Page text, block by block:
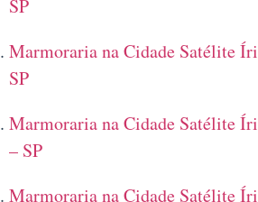
SP
Marmoraria na Cidade Satélite
SP
Marmoraria na Cidade Satélite
– SP
Marmoraria na Cidade Satélite